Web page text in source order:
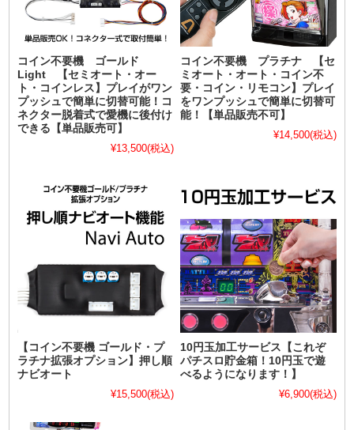
コイン不要機 ゴールド
Light 【セミオート・オー
ト・コインレス】プレイがワン
プッシュで簡単に切替可能！コ
ネクター脱着式で愛機に後付け
できる【単品販売可】
¥13,500(税込)
コイン不要機 プラチナ 【セ
ミオート・オート・コイン不
要・コイン・リモコン】プレイ
をワンプッシュで簡単に切替可
能！【単品販売不可】
¥14,500(税込)
【コイン不要機 ゴールド・プ
ラチナ拡張オプション】押し順
ナビオート
¥15,500(税込)
10円玉加工サービス【これぞ
パチスロ貯金箱！10円玉で遊
べるようになります！】
¥6,900(税込)